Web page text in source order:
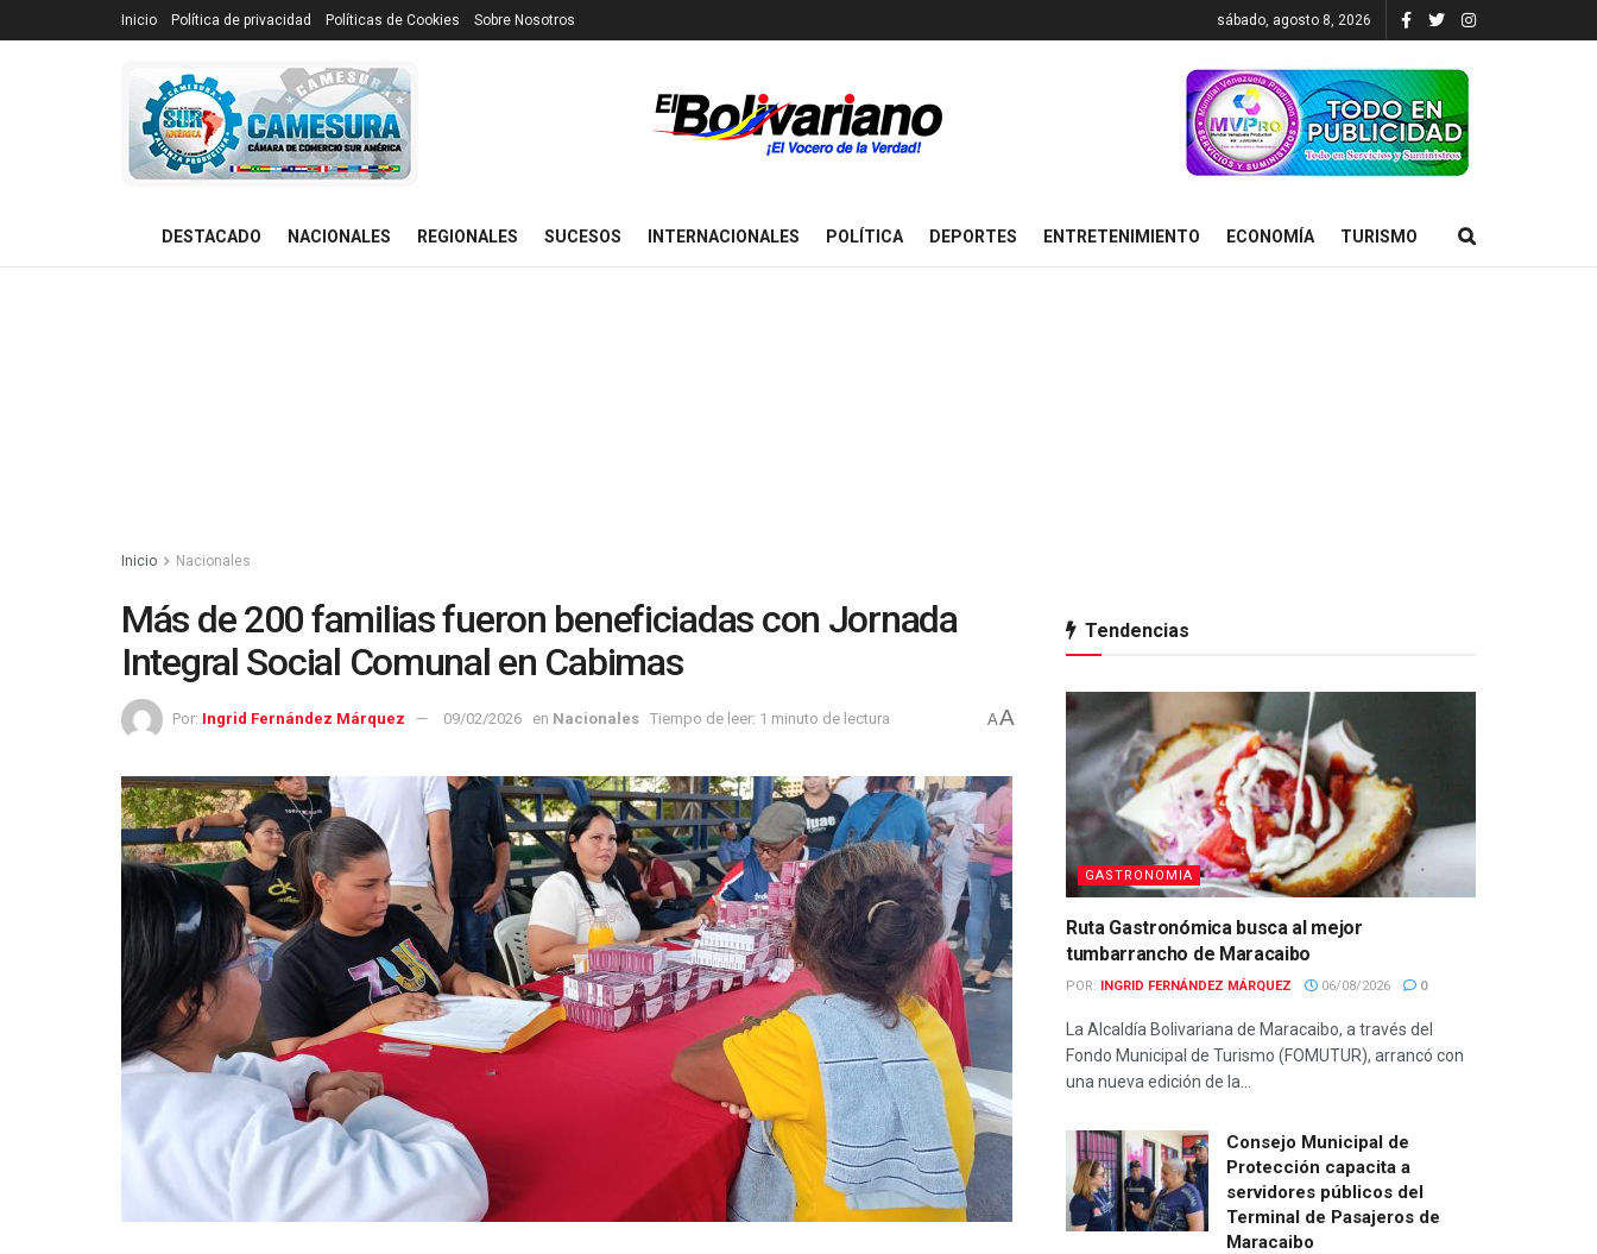
Inicio Política de privacidad Políticas de Cookies Sobre Nosotros sábado, agosto 8, 2026
DESTACADO NACIONALES REGIONALES SUCESOS INTERNACIONALES POLÍTICA DEPORTES ENTRETENIMIENTO ECONOMÍA TURISMO
Inicio Nacionales
Más de 200 familias fueron beneficiadas con Jornada
Integral Social Comunal en Cabimas
Por: Ingrid Fernández Márquez 09/02/2026 en Nacionales Tiempo de leer: 1 minuto de lectura AA
Tendencias
GASTRONOMIA
Ruta Gastronómica busca al mejor
tumbarrancho de Maracaibo
POR: INGRID FERNÁNDEZ MÁRQUEZ 06/08/2026 0
La Alcaldía Bolivariana de Maracaibo, a través del
Fondo Municipal de Turismo (FOMUTUR), arrancó con
una nueva edición de la...
Consejo Municipal de
Protección capacita a
servidores públicos del
Terminal de Pasajeros de
Maracaibo